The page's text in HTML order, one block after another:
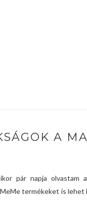
A
pár napja olvastam
termékeket is lehet